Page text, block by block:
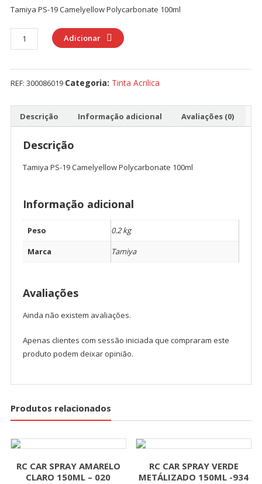
Tamiya PS-19 Camelyellow Polycarbonate 100ml
Quantidade
de
19
Polycarbonate
100ml
Adicionar
REF: 300086019 Categoria: Tinta Acrilica
Descrição Informação adicional Avaliações (0)
Descrição
Tamiya PS-19 Camelyellow Polycarbonate 100ml
Informação adicional
Peso
0.2 kg
Marca
Tamiya
Avaliações
Ainda não existem avaliações.
Apenas clientes com sessão iniciada que compraram este
produto podem deixar opinião.
Produtos relacionados
RC CAR SPRAY AMARELO
CLARO 150ML – 020
RC CAR SPRAY VERDE
METÁLIZADO 150ML -934